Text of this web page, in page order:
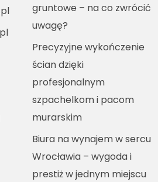
gruntowe – na co zwrócić
uwagę?
Precyzyjne wykończenie
ścian dzięki
profesjonalnym
szpachelkom i pacom
murarskim
Biura na wynajem w sercu
Wrocławia – wygoda i
prestiż w jednym miejscu